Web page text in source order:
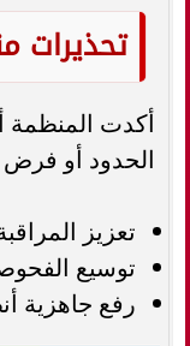
تحذيرات
أكدت المنظمة
الحدود أو
تعزيز
توسيع
رفع جاهزية